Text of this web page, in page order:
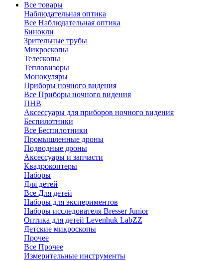
Все товары
Наблюдательная оптика
Все Наблюдательная оптика
Бинокли
Зрительные трубы
Микроскопы
Телескопы
Тепловизоры
Монокуляры
Приборы ночного видения
Все Приборы ночного видения
ПНВ
Аксессуары для приборов ночного видения
Беспилотники
Все Беспилотники
Промышленные дроны
Подводные дроны
Аксессуары и запчасти
Квадрокоптеры
Наборы
Для детей
Все Для детей
Наборы для экспериментов
Наборы исследователя Bresser Junior
Оптика для детей Levenhuk LabZZ
Детские микроскопы
Прочее
Все Прочее
Измерительные инструменты